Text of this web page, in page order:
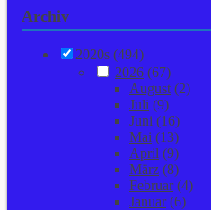
Archiv
2020s (494)
2026 (67)
August (2)
Juli (9)
Juni (16)
Mai (13)
April (9)
März (8)
Februar(4)
Januar(6)